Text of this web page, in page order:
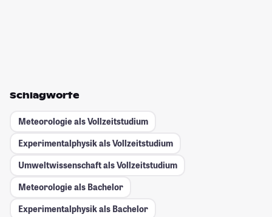
Schlagworte
Meteorologie als Vollzeitstudium
Experimentalphysik als Vollzeitstudium
Umweltwissenschaft als Vollzeitstudium
Meteorologie als Bachelor
Experimentalphysik als Bachelor